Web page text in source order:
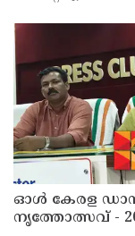
ഓൾ കേരള
നൃത്തോത്സവ് -